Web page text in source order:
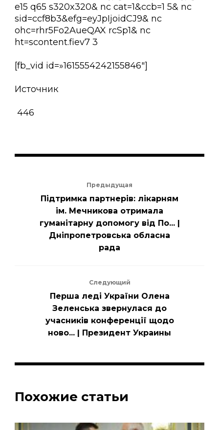
[fb_vid id=»1615554242155846″]
Источник
446
Предыдущая
Підтримка партнерів: лікарням
ім. Мечникова отримала
гуманітарну допомогу від По... |
Дніпропетровська обласна
рада
Следующий
Перша леді України Олена
Зеленська звернулася до
учасників конференції щодо
ново... | Президент Украины
Похожие статьи